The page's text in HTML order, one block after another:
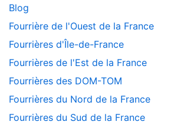
Blog
Fourrière de l'Ouest de la France
Fourrières d'Île-de-France
Fourrières de l'Est de la France
Fourrières des DOM-TOM
Fourrières du Nord de la France
Fourrières du Sud de la France